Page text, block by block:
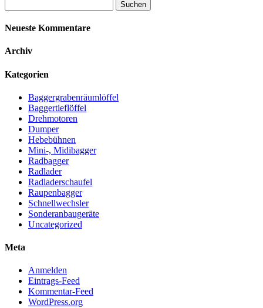
nach:
Neueste Kommentare
Archiv
Kategorien
Baggergrabenräumlöffel
Baggertieflöffel
Drehmotoren
Dumper
Hebebühnen
Mini-, Midibagger
Radbagger
Radlader
Radladerschaufel
Raupenbagger
Schnellwechsler
Sonderanbaugeräte
Uncategorized
Meta
Anmelden
Eintrags-Feed
Kommentar-Feed
WordPress.org